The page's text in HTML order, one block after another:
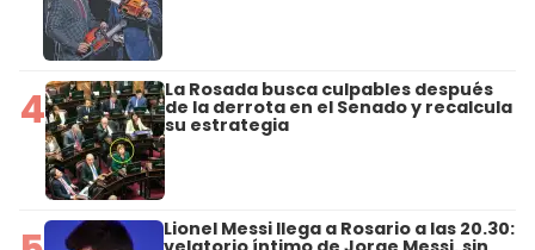
4 La Rosada busca culpables después
de la derrota en el Senado y recalcula
su estrategia
Lionel Messi llega a Rosario a las 20.30: